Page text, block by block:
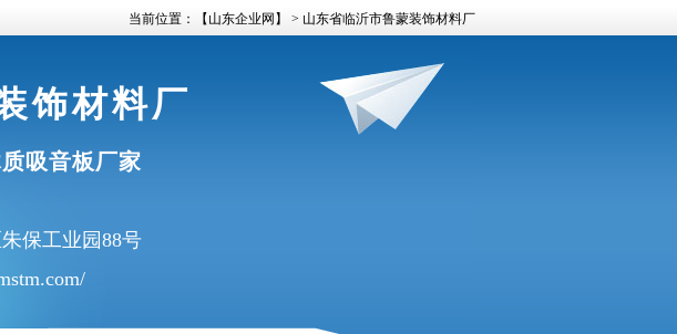
当前位置： 【山东企业网】 > 山东省临沂市鲁蒙装饰材料厂
饰材料厂
吸音板厂家
保工业园88号